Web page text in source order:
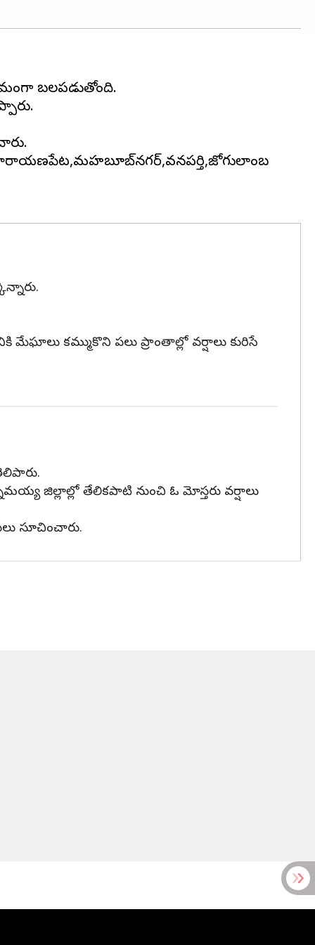
బలపడుతోంది.
కమ్ముకొని పలు ప్రాంతాల్లో వర్షాలు కురిసే
జిల్లాల్లో తేలికపాటి నుంచి ఓ మోస్తరు వర్షాలు
సూచించారు.